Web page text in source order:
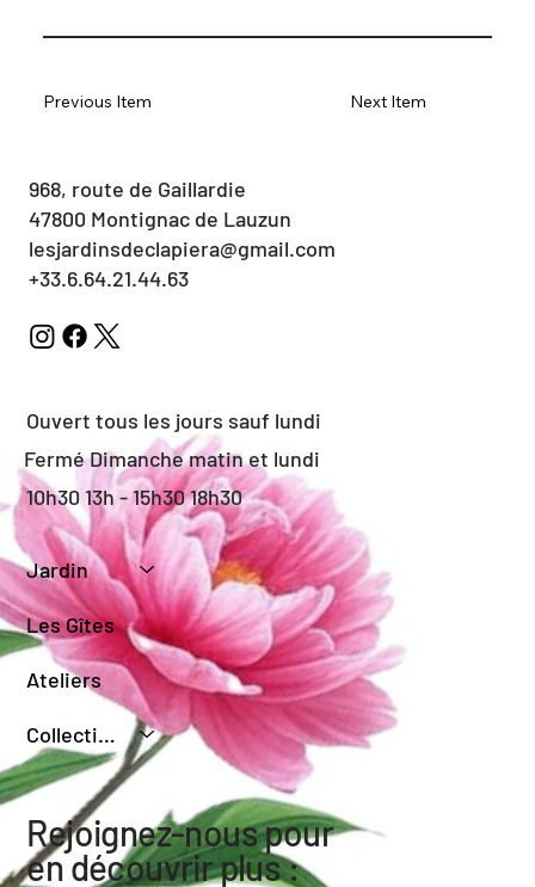
Next Item
Previous Item
968, route de Gaillardie
47800 Montignac de Lauzun
lesjardinsdeclapiera@gmail.com
+33.6.64.21.44.63
Ouvert tous les jours sauf lundi
Fermé Dimanche matin et lundi
10h30 13h - 15h30 18h30
Jardin
Les Gîtes
Ateliers
Collection de Sauges
Rejoignez-nous pour
en découvrir plus :